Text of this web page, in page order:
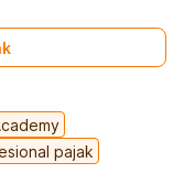
pajak